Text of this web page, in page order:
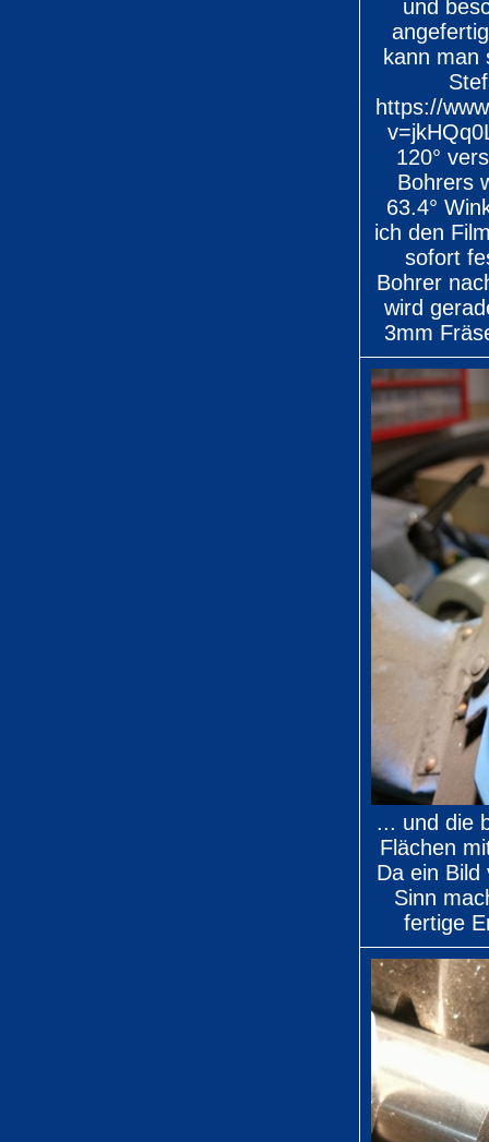
und
kann man
https://
120°
Bohrers
63.4°
ich den
sofort
Bohrer
wird
3mm
... und die
Flächen
Da ein Bild
Sinn
fertige